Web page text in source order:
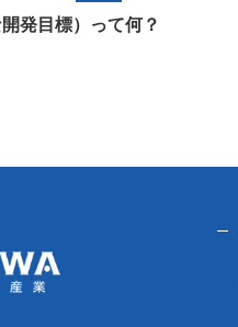
発目標）って何？